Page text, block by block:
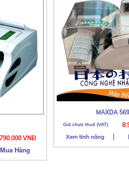
VNĐ
MAXDA
Xem tính năng